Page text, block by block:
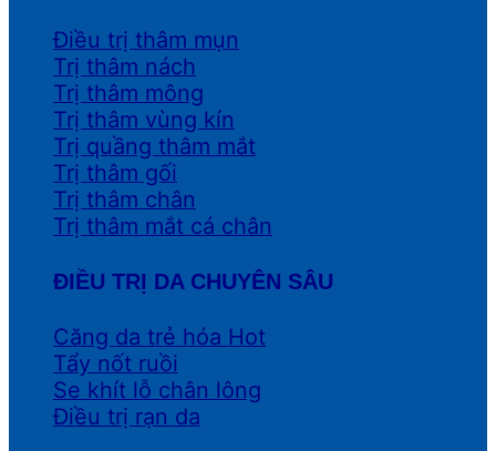
Điều trị thâm mụn
Trị thâm nách
Trị thâm mông
Trị thâm vùng kín
Trị quầng thâm mắt
Trị thâm gối
Trị thâm chân
Trị thâm mắt cá chân
ĐIỀU TRỊ DA CHUYÊN SÂU
Căng da trẻ hóa
Tẩy nốt ruồi
Se khít lỗ chân lông
Điều trị rạn da